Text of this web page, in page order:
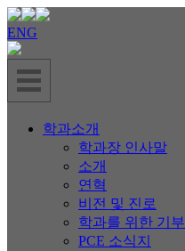
ENG
학과소개
학과장 인사말
소개
연혁
비전 및 진로
학과를 위한 기부
PCE 소식지